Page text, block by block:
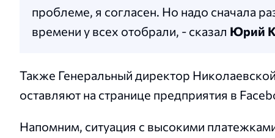
проблеме, я согласен. Но надо сначала
времени у всех отобрали, - сказал Юрий
Также Генеральный директор
оставляют на странице предприятия в
Напомним, ситуация с высокими